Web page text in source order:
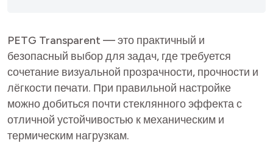
PETG Transparent — это практичный и
безопасный выбор для задач, где требуется
сочетание визуальной прозрачности, прочности и
лёгкости печати. При правильной настройке
можно добиться почти стеклянного эффекта с
отличной устойчивостью к механическим и
термическим нагрузкам.